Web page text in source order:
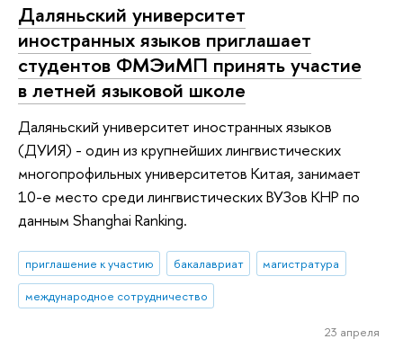
Даляньский университет
иностранных языков приглашает
студентов ФМЭиМП принять участие
в летней языковой школе
Даляньский университет иностранных языков
(ДУИЯ) - один из крупнейших лингвистических
многопрофильных университетов Китая, занимает
10-е место среди лингвистических ВУЗов КНР по
данным Shanghai Ranking.
приглашение к участию бакалавриат
магистратура
международное сотрудничество
23 апреля